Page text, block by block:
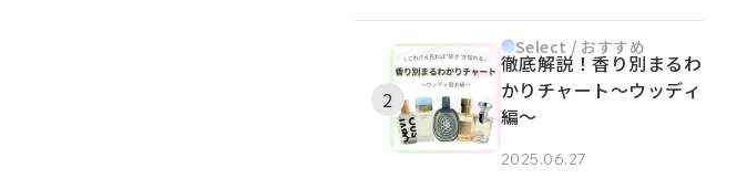
Select / おすすめ
徹底解説！香り別まるわ
かりチャート～ウッディ
編～
2025.06.27